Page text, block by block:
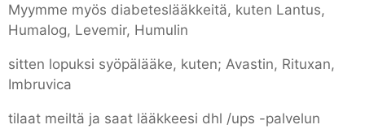
Myymme myös diabeteslääkkeitä, kuten Lantus,
Humalog, Levemir, Humulin
sitten lopuksi syöpälääke, kuten; Avastin, Rituxan,
Imbruvica
tilaat meiltä ja saat lääkkeesi dhl /ups -palvelun